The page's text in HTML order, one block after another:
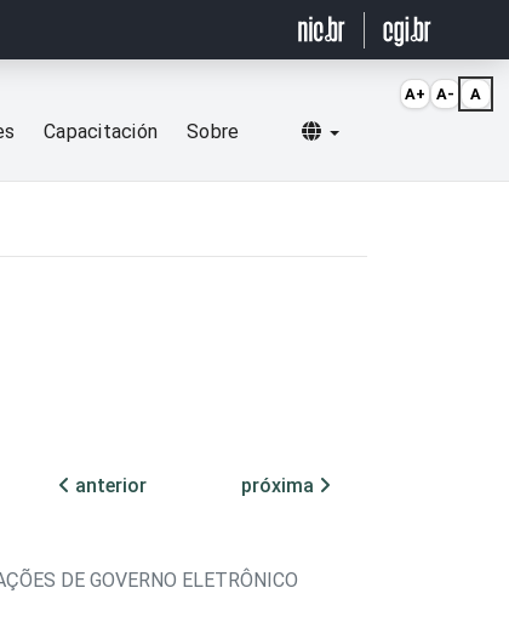
Capacitación Sobre Selecionar idioma
anterior
próxima
DE GOVERNO ELETRÔNICO
A+ A- A